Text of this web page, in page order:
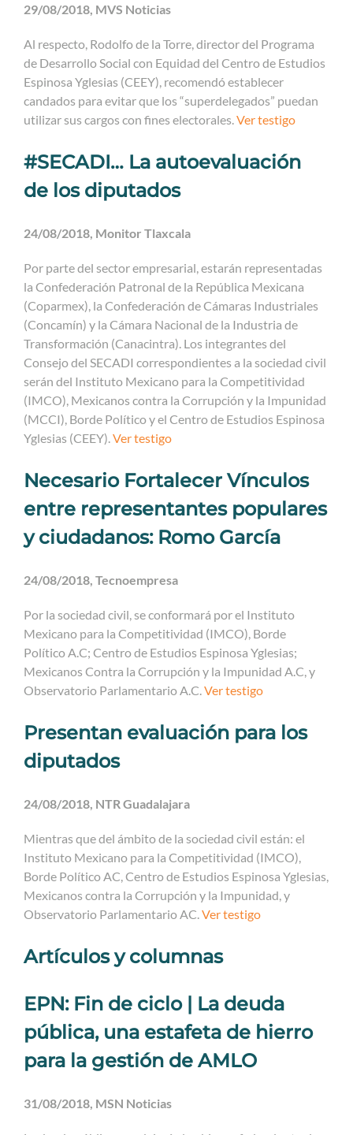
29/08/2018, MVS Noticias
Al respecto, Rodolfo de la Torre, director del Programa
de Desarrollo Social con Equidad del Centro de Estudios
Espinosa Yglesias (CEEY), recomendó establecer
candados para evitar que los “superdelegados” puedan
utilizar sus cargos con fines electorales.Ver testigo
#SECADI… La autoevaluación
de los diputados
24/08/2018, Monitor Tlaxcala
Por parte del sector empresarial, estarán representadas
la Confederación Patronal de la República Mexicana
(Coparmex), la Confederación de Cámaras Industriales
(Concamín) y la Cámara Nacional de la Industria de
Transformación (Canacintra). Los integrantes del
Consejo del SECADI correspondientes a la sociedad civil
serán del Instituto Mexicano para la Competitividad
(IMCO), Mexicanos contra la Corrupción y la Impunidad
(MCCI), Borde Político y el Centro de Estudios Espinosa
Yglesias (CEEY).Ver testigo
Necesario Fortalecer Vínculos
entre representantes populares
y ciudadanos: Romo García
24/08/2018, Tecnoempresa
Por la sociedad civil, se conformará por el Instituto
Mexicano para la Competitividad (IMCO), Borde
Político A.C; Centro de Estudios Espinosa Yglesias;
Mexicanos Contra la Corrupción y la Impunidad A.C, y
Observatorio Parlamentario A.C.Ver testigo
Presentan evaluación para los
diputados
24/08/2018, NTR Guadalajara
Mientras que del ámbito de la sociedad civil están: el
Instituto Mexicano para la Competitividad (IMCO),
Borde Político AC, Centro de Estudios Espinosa Yglesias,
Mexicanos contra la Corrupción y la Impunidad, y
Observatorio Parlamentario AC.Ver testigo
Artículos y columnas
EPN: Fin de ciclo | La deuda
pública, una estafeta de hierro
para la gestión de AMLO
31/08/2018, MSN Noticias